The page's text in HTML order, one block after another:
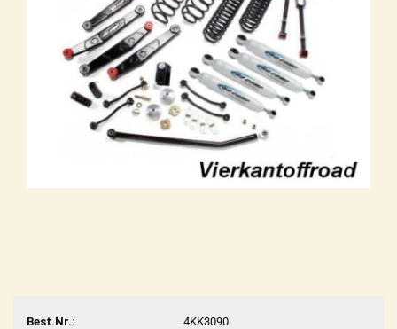
Best.Nr.:
4KK3090